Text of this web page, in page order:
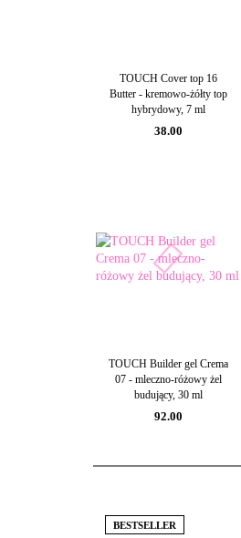
TOUCH Cover top 16
Butter - kremowo-żółty top
hybrydowy, 7 ml
38.00
TOUCH Builder gel Crema
07 - mleczno-różowy żel
budujący, 30 ml
92.00
BESTSELLER